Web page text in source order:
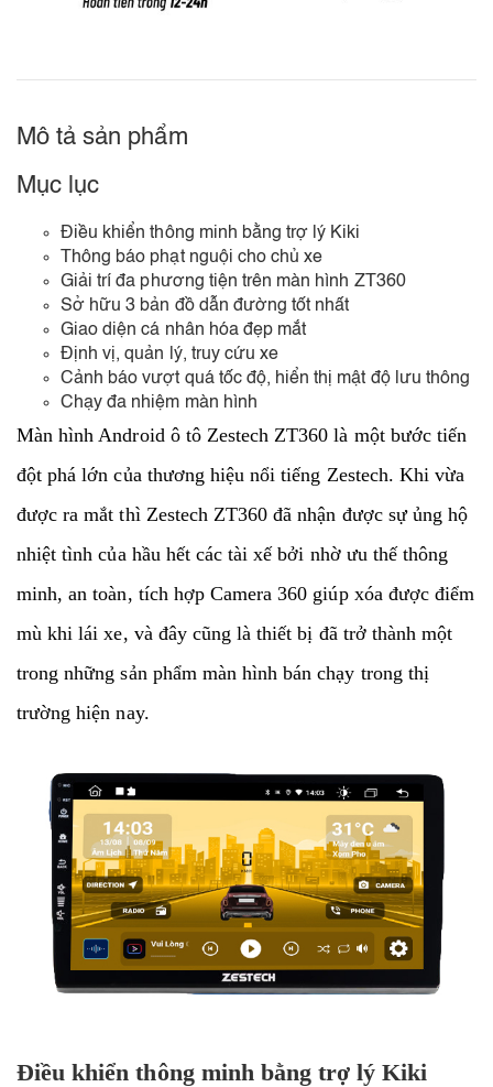
Mô tả sản phẩm
Mục lục
Điều khiển thông minh bằng trợ lý Kiki
Thông báo phạt nguội cho chủ xe
Giải trí đa phương tiện trên màn hình ZT360
Sở hữu 3 bản đồ dẫn đường tốt nhất
Giao diện cá nhân hóa đẹp mắt
Định vị, quản lý, truy cứu xe
Cảnh báo vượt quá tốc độ, hiển thị mật độ lưu thông
Chạy đa nhiệm màn hình
Màn hình Android ô tô Zestech ZT360 là một bước tiến
đột phá lớn của thương hiệu nổi tiếng Zestech. Khi vừa
được ra mắt thì Zestech ZT360 đã nhận được sự ủng hộ
nhiệt tình của hầu hết các tài xế bởi nhờ ưu thế thông
minh, an toàn, tích hợp Camera 360 giúp xóa được điểm
mù khi lái xe, và đây cũng là thiết bị đã trở thành một
trong những sản phẩm màn hình bán chạy trong thị
trường hiện nay.
Điều khiển thông minh bằng trợ lý Kiki